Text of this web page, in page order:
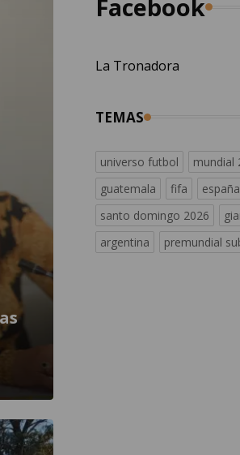
Facebook
La Tronadora
TEMAS
universo futbol mundial
guatemala
fifa españa
santo domingo 2026
argentina
premundial